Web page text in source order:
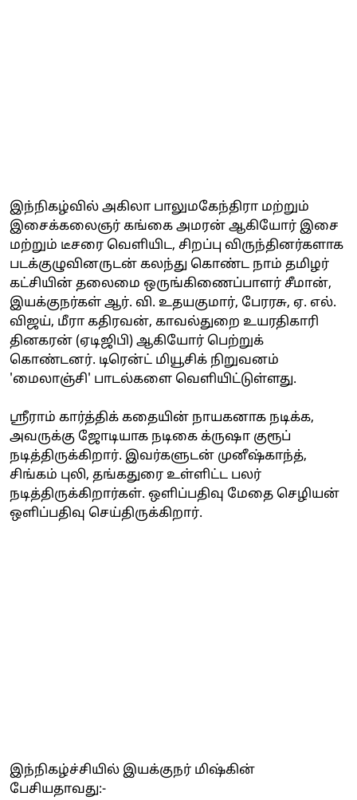
இந்நிகழ்வில் அகிலா பாலுமகேந்திரா மற்றும்
இசைக்கலைஞர் கங்கை அமரன் ஆகியோர் இசை
மற்றும் டீசரை வெளியிட, சிறப்பு விருந்தினர்களாக
படக்குழுவினருடன் கலந்து கொண்ட நாம் தமிழர்
கட்சியின் தலைமை ஒருங்கிணைப்பாளர் சீமான்,
இயக்குநர்கள் ஆர். வி. உதயகுமார், பேரரசு, ஏ. எல்.
விஜய், மீரா கதிரவன், காவல்துறை உயரதிகாரி
தினகரன் (ஏடிஜிபி) ஆகியோர் பெற்றுக்
கொண்டனர். டிரென்ட் மியூசிக் நிறுவனம்
'மைலாஞ்சி' பாடல்களை வெளியிட்டுள்ளது.
ஸ்ரீராம் கார்த்திக் கதையின் நாயகனாக நடிக்க,
அவருக்கு ஜோடியாக நடிகை க்ருஷா குரூப்
நடித்திருக்கிறார். இவர்களுடன் முனீஷ்காந்த்,
சிங்கம் புலி, தங்கதுரை உள்ளிட்ட பலர்
நடித்திருக்கிறார்கள். ஒளிப்பதிவு மேதை செழியன்
ஒளிப்பதிவு செய்திருக்கிறார்.
இந்நிகழ்ச்சியில் இயக்குநர் மிஷ்கின்
பேசியதாவது:-